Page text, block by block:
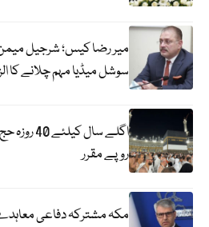
میر رضا کیس؛ شرجیل
سوشل میڈیا مہم چلانے کا
روپے مقرر
مکہ مشترکہ دفاعی